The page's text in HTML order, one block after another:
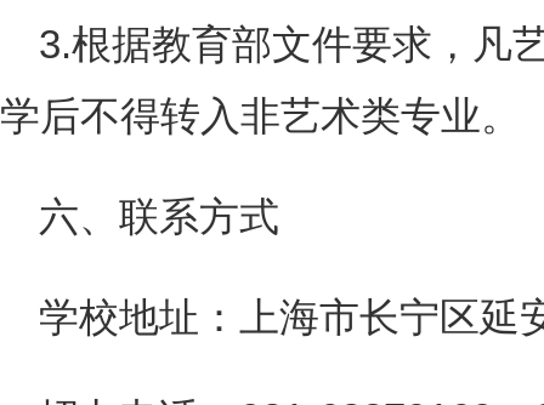
3.根据教育部文件要求，凡
学后不得转入非艺术类专业。
六、联系方式
学校地址：上海市长宁区延